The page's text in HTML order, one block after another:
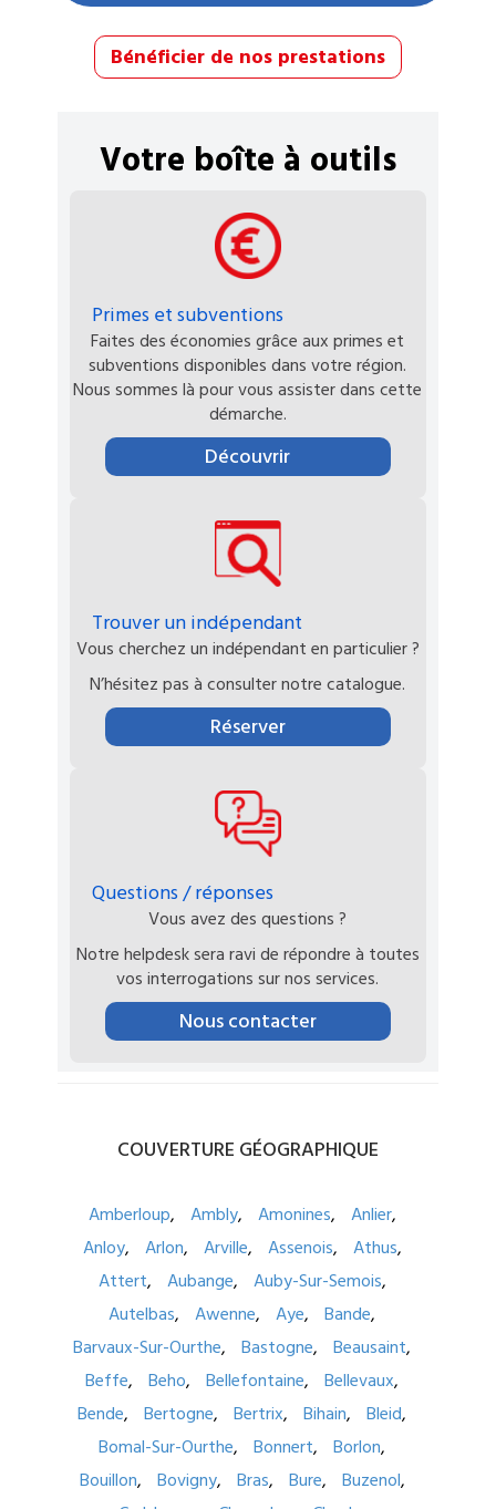
Bénéficier de nos prestations
Votre boîte à outils
Primes et subventions
Faites des économies grâce aux primes et
subventions disponibles dans votre région.
Nous sommes là pour vous assister dans cette
démarche.
Découvrir
Trouver un indépendant
Vous cherchez un indépendant en particulier ?
N’hésitez pas à consulter notre catalogue.
Réserver
Questions / réponses
Vous avez des questions ?
Notre helpdesk sera ravi de répondre à toutes
vos interrogations sur nos services.
Nous contacter
COUVERTURE GÉOGRAPHIQUE
Amberloup Ambly Amonines
Anlier
Anloy
Arlon Arville Assenois
Athus
Attert
Aubange
Auby-Sur-Semois
Autelbas
Awenne Aye
Bande
Barvaux-Sur-Ourthe
Bastogne
Beausaint
Beffe
Beho Bellefontaine
Bellevaux
Bende
Bertogne Bertrix Bihain
Bleid
Bomal-Sur-Ourthe
Bonnert
Borlon
Bouillon
Bovigny Bras Bure
Buzenol